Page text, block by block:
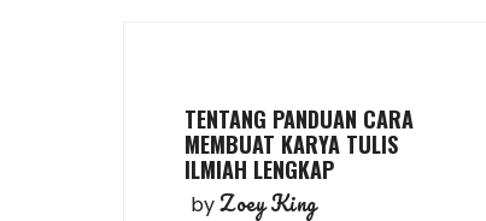
TENTANG PANDUAN CARA
MEMBUAT KARYA TULIS
ILMIAH LENGKAP
byZoey King